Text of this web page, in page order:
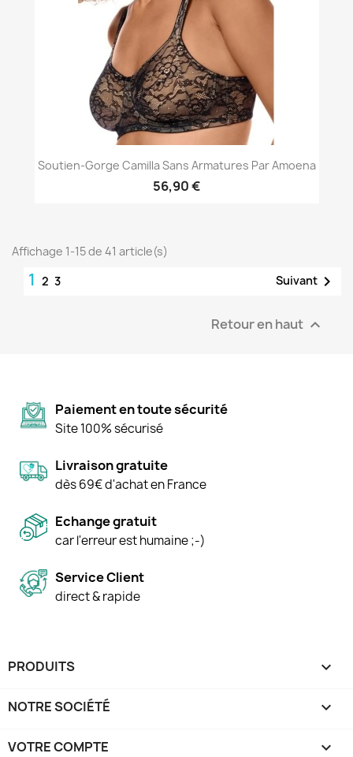
Soutien-Gorge Camilla Sans Armatures Par Amoena
56,90 €
Affichage 1-15 de 41 article(s)
1 2 3 Suivant 
Retour en haut 
Paiement en toute sécurité
Site 100% sécurisé
Livraison gratuite
dès 69€ d'achat en France
Echange gratuit
car l'erreur est humaine ;-)
Service Client
direct & rapide
PRODUITS 
NOTRE SOCIÉTÉ 
VOTRE COMPTE 